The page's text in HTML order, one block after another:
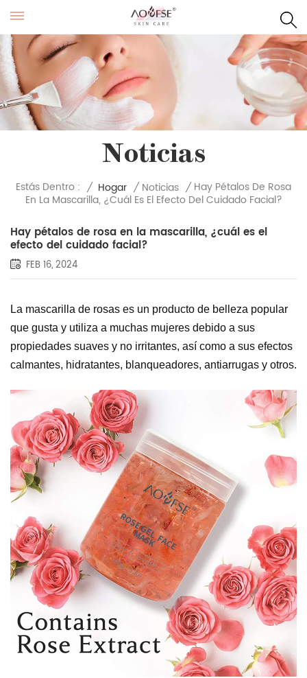
Noticias
Estás Dentro : / Hogar / Noticias / Hay Pétalos De Rosa
En La Mascarilla, ¿cuál Es El Efecto Del Cuidado Facial?
Hay pétalos de rosa en la mascarilla, ¿cuál es el
efecto del cuidado facial?
FEB 16, 2024
La mascarilla de rosas es un producto de belleza popular
que gusta y utiliza a muchas mujeres debido a sus
propiedades suaves y no irritantes, así como a sus efectos
calmantes, hidratantes, blanqueadores, antiarrugas y otros.